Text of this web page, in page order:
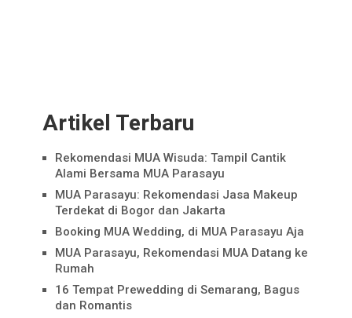
Artikel Terbaru
Rekomendasi MUA Wisuda: Tampil Cantik
Alami Bersama MUA Parasayu
MUA Parasayu: Rekomendasi Jasa Makeup
Terdekat di Bogor dan Jakarta
Booking MUA Wedding, di MUA Parasayu Aja
MUA Parasayu, Rekomendasi MUA Datang ke
Rumah
16 Tempat Prewedding di Semarang, Bagus
dan Romantis